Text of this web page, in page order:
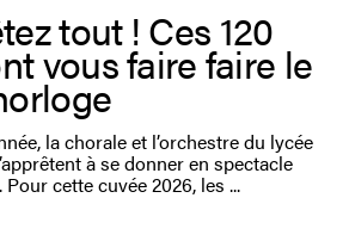
tout ! Ces 120
vous faire faire le
la chorale et l’orchestre du lycée
à se donner en spectacle
cette cuvée 2026, les